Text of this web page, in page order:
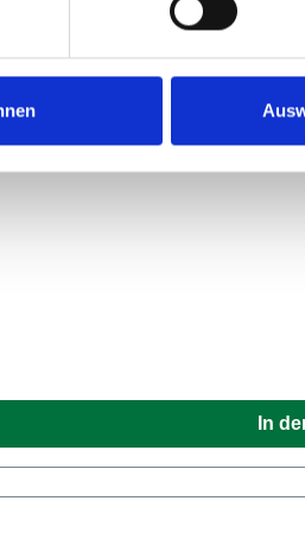
Preis-Leistungs-Verhältnis,
In